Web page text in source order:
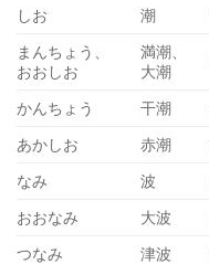
しお 潮
まんちょう、
おおしお
満潮、
大潮
かんちょう 干潮
あかしお 赤潮
なみ 波
おおなみ 大波
つなみ 津波